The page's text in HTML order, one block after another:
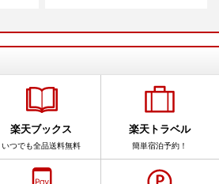
楽天ブックス
いつでも全品送料無料
楽天トラベル
簡単宿泊予約！